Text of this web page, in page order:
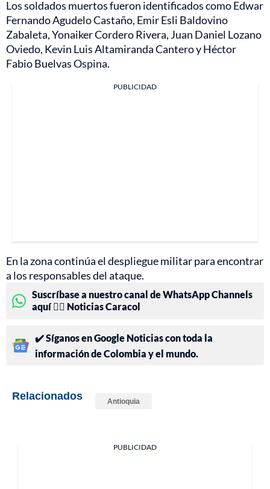
Los soldados muertos fueron identificados como Edwar
Fernando Agudelo Castaño, Emir Esli Baldovino
Zabaleta, Yonaiker Cordero Rivera, Juan Daniel Lozano
Oviedo, Kevin Luis Altamiranda Cantero y Héctor
Fabio Buelvas Ospina.
PUBLICIDAD
En la zona continúa el despliegue militar para encontrar
a los responsables del ataque.
Suscríbase a nuestro canal de WhatsApp Channels
aquí 👉🏻 Noticias Caracol
✔️ Síganos en Google Noticias con toda la
información de Colombia y el mundo.
Relacionados Antioquia
PUBLICIDAD